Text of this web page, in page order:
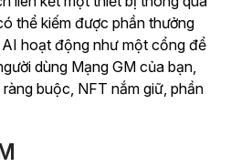
thể kiếm được phần thưởng
hoạt động như một cổng để
dùng Mạng GM của bạn,
buộc, NFT nắm giữ, phần